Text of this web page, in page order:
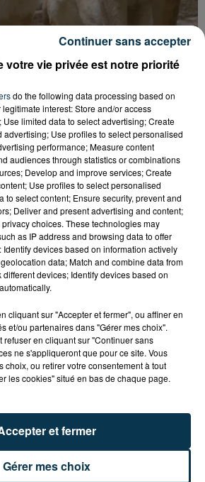
FÉLINS DE CIRQUE
FÉMININ : KIM LE COURT
ENTRE...
votre vie privée est notre priorité
do the following data processing based on
interest: Store and/or access
limited data to select advertising; Create
Use profiles to select personalised
performance; Measure content
audiences through statistics or combinations
Develop and improve services; Create
Use profiles to select personalised
to select content; Ensure security, prevent and
Deliver and present advertising and content;
choices. These technologies may
as IP address and browsing data to offer
devices based on information actively
data; Match and combine data from
devices; Identify devices based on
cliquant sur "Accepter et fermer", ou affiner en
et/ou partenaires dans "Gérer mes choix".
refuser en cliquant sur "Continuer sans
ne s'appliqueront que pour ce site. Vous
choix, ou retirer votre consentement à tout
les cookies" situé en bas de chaque page.
Gérer mes choix
et fermer
Continuer sans accepter